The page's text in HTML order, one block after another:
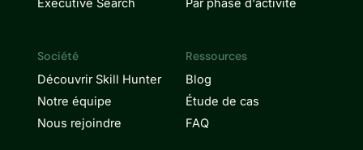
Executive Search
Par phase d'activité
Société
Découvrir Skill Hunter
Notre équipe
Nous rejoindre
Ressources
Blog
Étude de cas
FAQ